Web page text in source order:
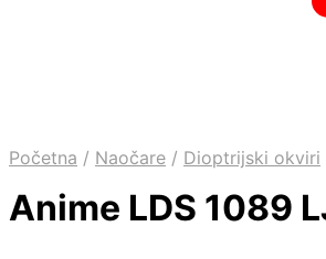
Početna / Naočare / Dioptrijski okviri
Anime LDS 1089